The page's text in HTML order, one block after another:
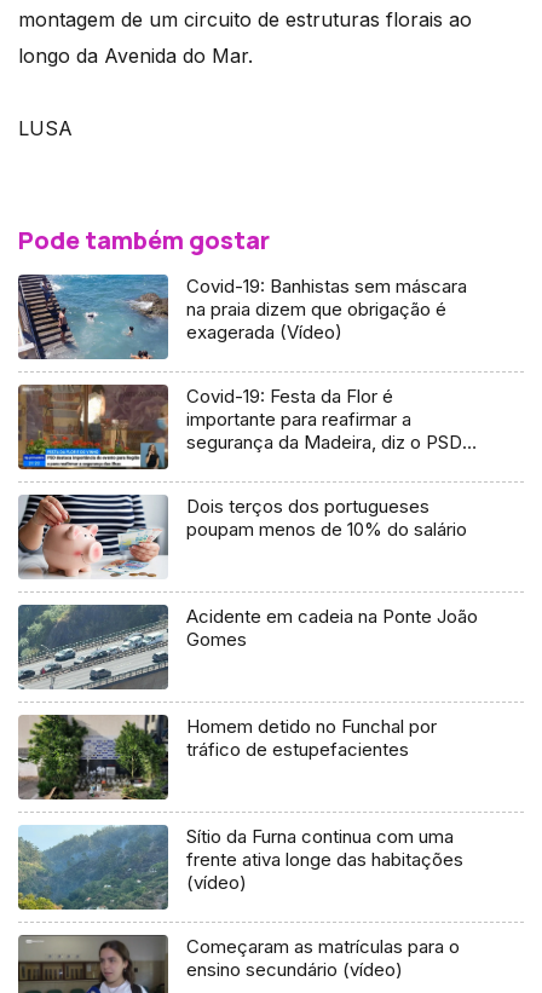
montagem de um circuito de estruturas florais ao
longo da Avenida do Mar.
LUSA
Pode também gostar
Covid-19: Banhistas sem máscara
na praia dizem que obrigação é
exagerada (Vídeo)
Covid-19: Festa da Flor é
importante para reafirmar a
segurança da Madeira, diz o PSD
Dois terços dos portugueses
poupam menos de 10% do salário
Acidente em cadeia na Ponte João
Gomes
Homem detido no Funchal por
tráfico de estupefacientes
Sítio da Furna continua com uma
frente ativa longe das habitações
(vídeo)
Começaram as matrículas para o
ensino secundário (vídeo)